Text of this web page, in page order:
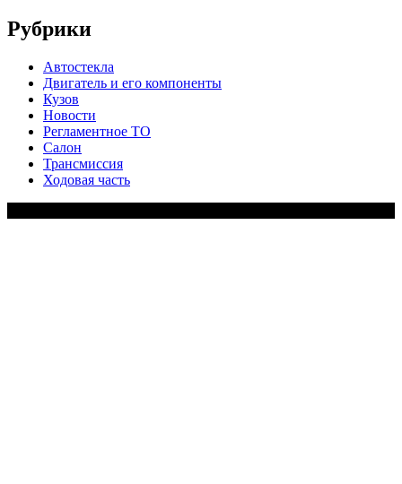
Рубрики
Автостекла
Двигатель и его компоненты
Кузов
Новости
Регламентное ТО
Салон
Трансмиссия
Ходовая часть